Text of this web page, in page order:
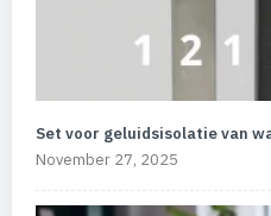
Set voor geluidsisolatie van
November 27, 2025